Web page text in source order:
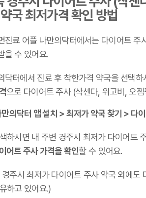
국 최저가격 확인 방법
진료 어플 나만의닥터에서는 다이어트 주
을 수 있어요.
닥터에서 진료 후 착한가격 약국을 선택하
으로 다이어트 주사 (삭센다, 위고비, 오
의닥터 앱 설치 > 최저가 약국 찾기 > 다
하시면 내 주변 경주시 최저가 다이어트
어트 주사 가격을 확인할 수 있어요.
주시 최저가 다이어트 주사 약국 외에도
하고 있어요.)